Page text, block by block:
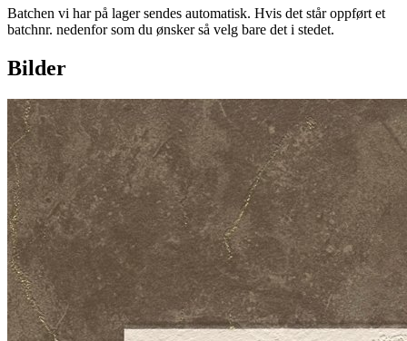
Batchen vi har på lager sendes automatisk. Hvis det står oppført et
batchnr. nedenfor som du ønsker så velg bare det i stedet.
Bilder